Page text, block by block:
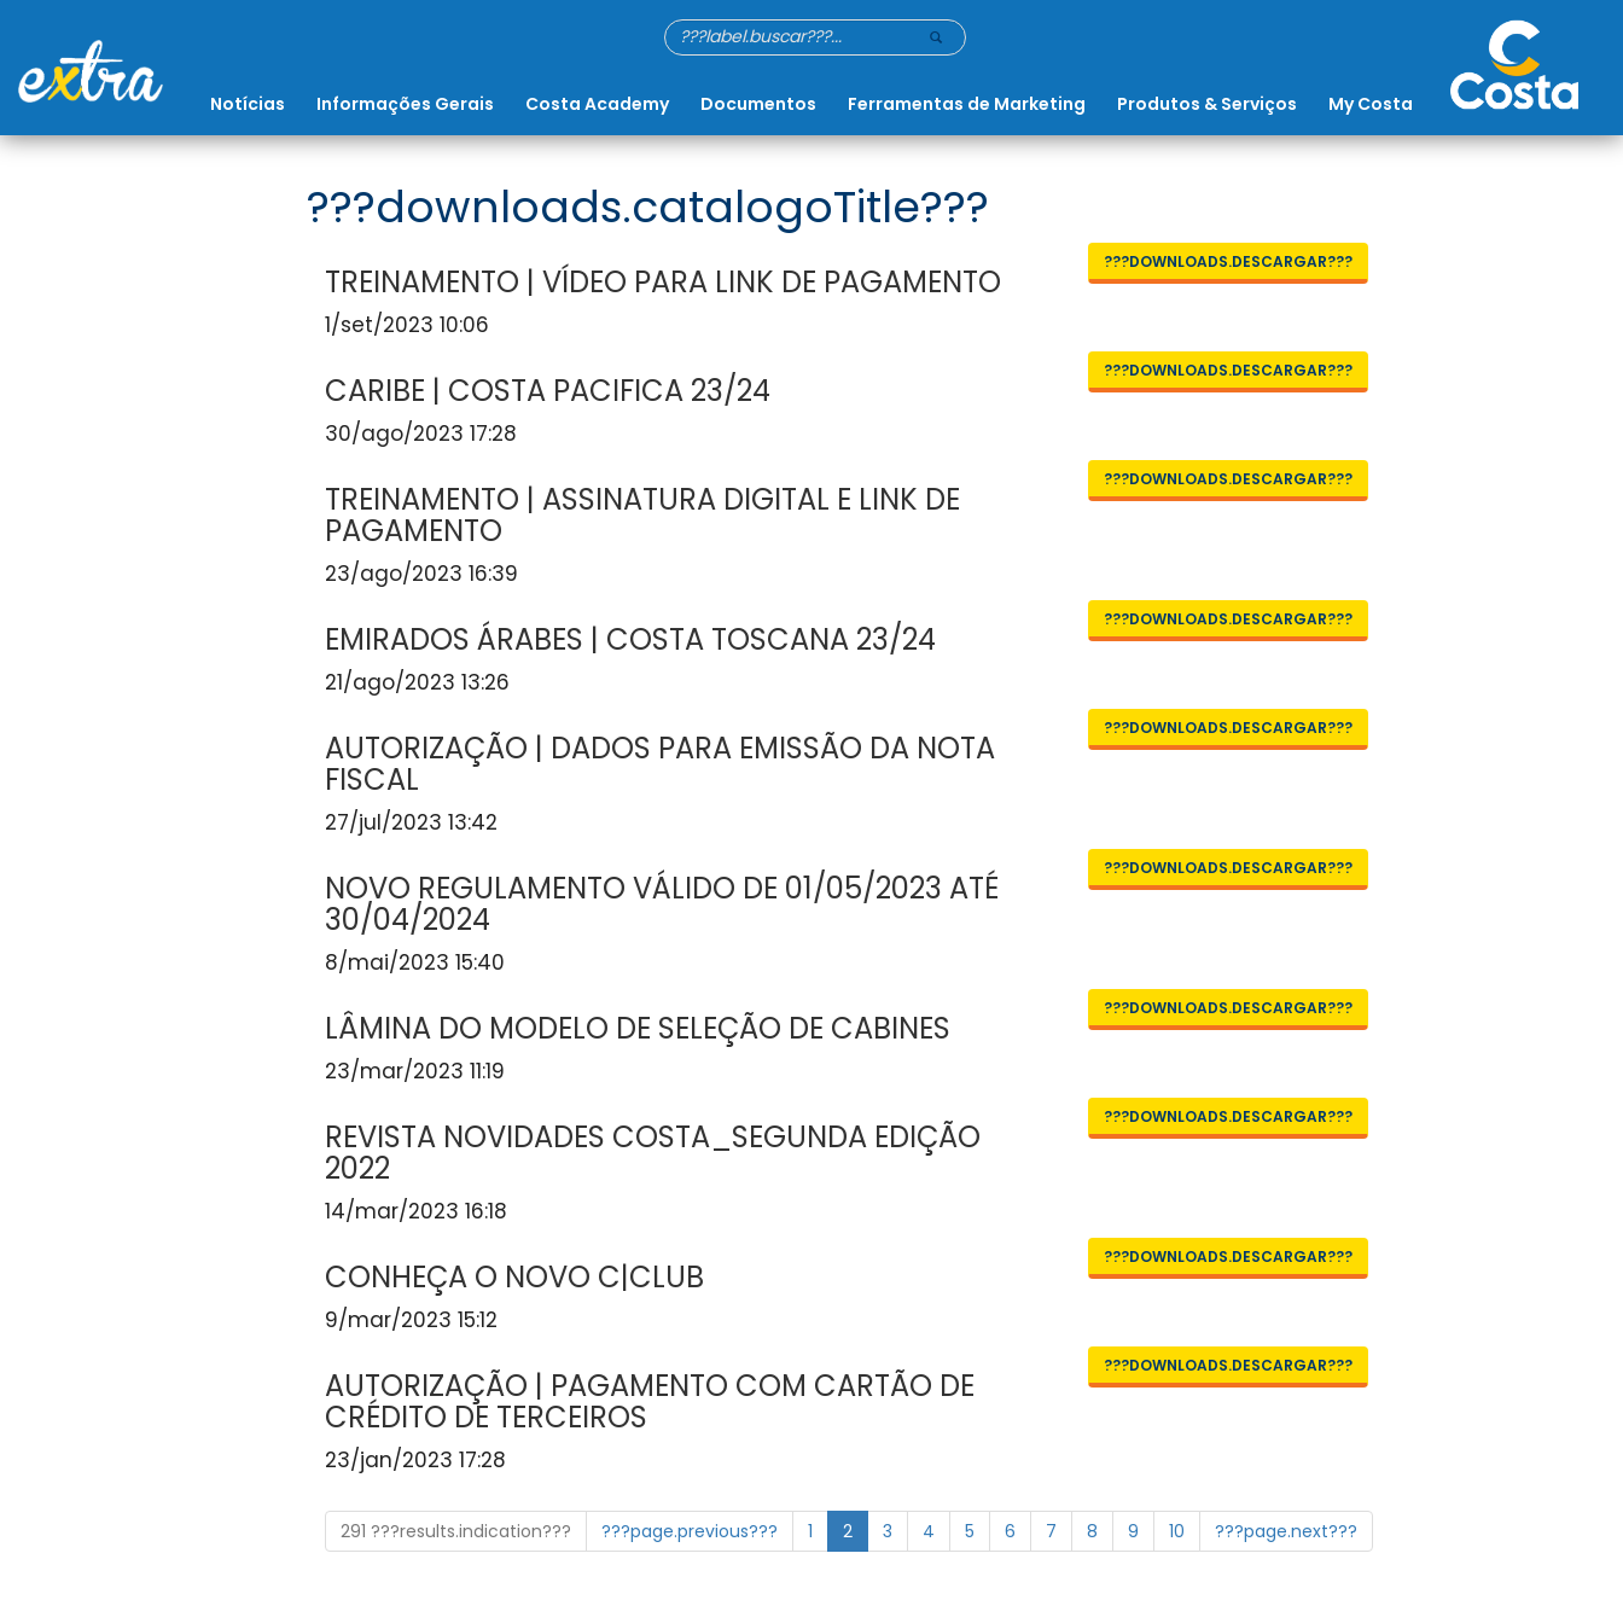
Notícias Informações Gerais Costa Academy Documentos Ferramentas de Marketing Produtos & Serviços My Costa
???downloads.catalogoTitle???
TREINAMENTO | VÍDEO PARA LINK DE PAGAMENTO
1/set/2023 10:06
???DOWNLOADS.DESCARGAR???
CARIBE | COSTA PACIFICA 23/24
30/ago/2023 17:28
???DOWNLOADS.DESCARGAR???
TREINAMENTO | ASSINATURA DIGITAL E LINK DE
PAGAMENTO
23/ago/2023 16:39
???DOWNLOADS.DESCARGAR???
EMIRADOS ÁRABES | COSTA TOSCANA 23/24
21/ago/2023 13:26
???DOWNLOADS.DESCARGAR???
AUTORIZAÇÃO | DADOS PARA EMISSÃO DA NOTA
FISCAL
27/jul/2023 13:42
???DOWNLOADS.DESCARGAR???
NOVO REGULAMENTO VÁLIDO DE 01/05/2023 ATÉ
30/04/2024
8/mai/2023 15:40
???DOWNLOADS.DESCARGAR???
LÂMINA DO MODELO DE SELEÇÃO DE CABINES
23/mar/2023 11:19
???DOWNLOADS.DESCARGAR???
REVISTA NOVIDADES COSTA_SEGUNDA EDIÇÃO
2022
14/mar/2023 16:18
???DOWNLOADS.DESCARGAR???
CONHEÇA O NOVO C|CLUB
9/mar/2023 15:12
???DOWNLOADS.DESCARGAR???
AUTORIZAÇÃO | PAGAMENTO COM CARTÃO DE
CRÉDITO DE TERCEIROS
23/jan/2023 17:28
???DOWNLOADS.DESCARGAR???
291 ???results.indication??? ???page.previous??? 1 2 3 4 5 6 7 8 9 10 ???page.next???